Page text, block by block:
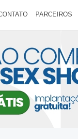
PARCEIROS